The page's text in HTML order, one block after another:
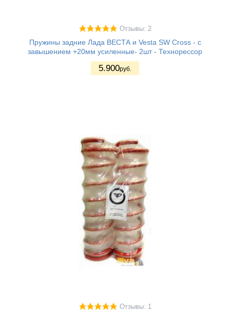
Отзывы: 2
Пружины задние Лада ВЕСТА и Vesta SW Cross - с
завышением +20мм усиленные- 2шт - Технорессор
5.900руб.
Отзывы: 1